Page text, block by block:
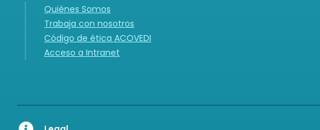
Quiénes Somos
Trabaja con nosotros
Código de ética ACOVEDI
Acceso a Intranet